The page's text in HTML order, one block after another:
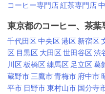
コーヒー専門店紅茶専門店
東京都のコーヒー、茶
千代田区 中央区 港区 新宿区
区 目黒区 大田区 世田谷区 渋
川区 板橋区 練馬区 足立区 葛
蔵野市三鷹市青梅市 府中市
平市 日野市東村山市 国分寺